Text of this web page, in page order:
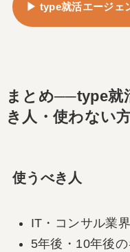
▶ type就活エージェ
まとめ──type就
き人・使わない
使うべき人
IT・コンサル業
5年後・10年後